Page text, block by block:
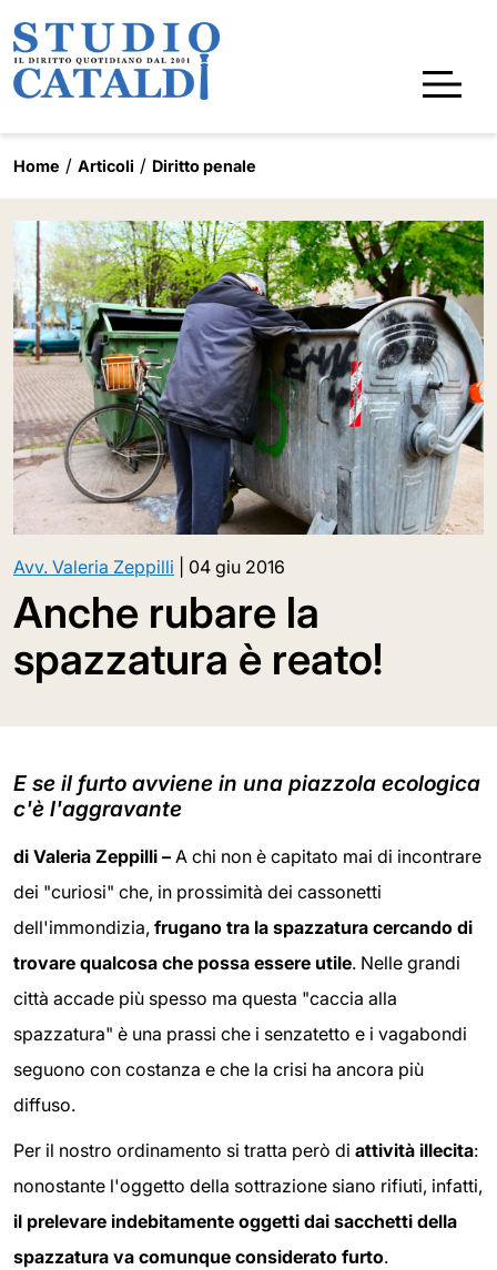
Home Articoli Diritto penale
Avv. Valeria Zeppilli 04 giu 2016
Anche rubare la
spazzatura è reato!
E se il furto avviene in una piazzola ecologica
c'è l'aggravante
di Valeria Zeppilli – A chi non è capitato mai di incontrare
dei "curiosi" che, in prossimità dei cassonetti
dell'immondizia, frugano tra la spazzatura cercando di
trovare qualcosa che possa essere utile. Nelle grandi
città accade più spesso ma questa "caccia alla
spazzatura" è una prassi che i senzatetto e i vagabondi
seguono con costanza e che la crisi ha ancora più
diffuso.
Per il nostro ordinamento si tratta però di attività illecita:
nonostante l'oggetto della sottrazione siano rifiuti, infatti,
il prelevare indebitamente oggetti dai sacchetti della
spazzatura va comunque considerato furto.